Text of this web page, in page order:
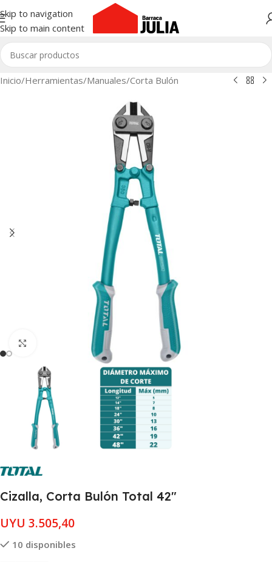
Skip to navigation
Skip to main content
Inicio/Herramientas/Manuales/Corta Bulón
Clic para ampliar
Cizalla, Corta Bulón Total 42″
UYU 3.505,40
10 disponibles